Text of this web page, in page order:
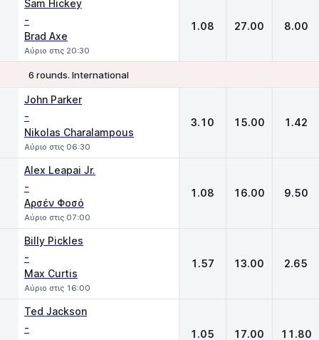
Sam Hickey
-
Brad Axe
Αύριο στις 20:30
1.08 27.00 8.00
6 rounds. International
John Parker
-
Nikolas Charalampous
Αύριο στις 06:30
3.10 15.00 1.42
Alex Leapai Jr.
-
Αρσέν Φοσό
Αύριο στις 07:00
1.08 16.00 9.50
Billy Pickles
-
Max Curtis
Αύριο στις 16:00
1.57 13.00 2.65
Ted Jackson
- 1.05 17.00 11.80